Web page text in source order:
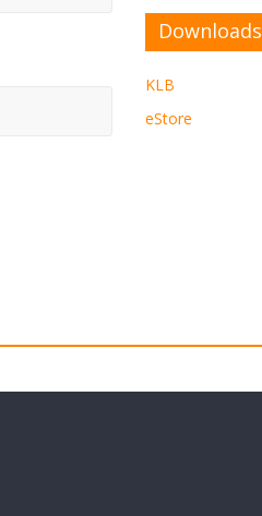
Downloads
KLB
eStore